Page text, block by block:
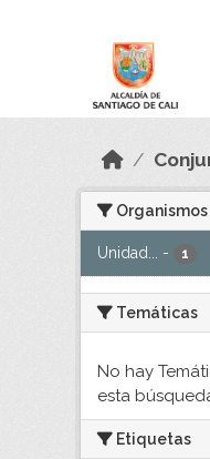
Organismos
Unidad... - 1
Temáticas
No hay
esta
Etiquetas